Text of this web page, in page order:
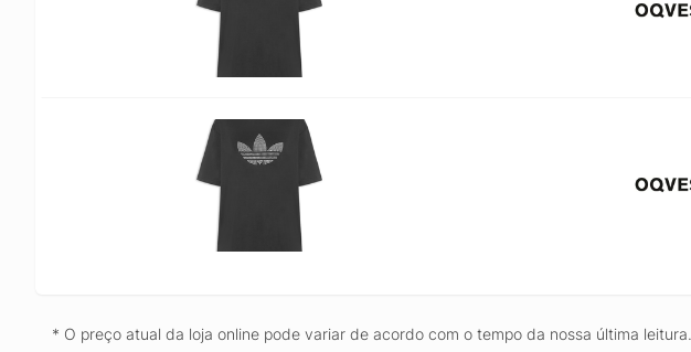
* O preço atual da loja online pode variar de acordo com o tempo da nossa última leitura.